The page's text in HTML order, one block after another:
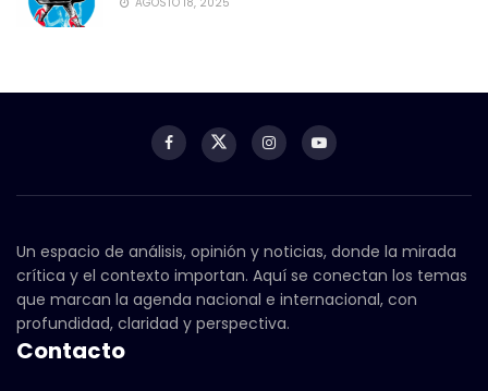
Un espacio de análisis, opinión y noticias, donde la mirada
crítica y el contexto importan. Aquí se conectan los temas
que marcan la agenda nacional e internacional, con
profundidad, claridad y perspectiva.
Contacto